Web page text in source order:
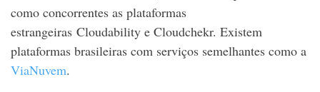
como concorrentes as plataformas
estrangeiras Cloudability e Cloudchekr. Existem
plataformas brasileiras com serviços semelhantes como a
ViaNuvem.